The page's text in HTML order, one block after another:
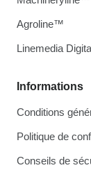
Informations
Conditions
Politique de
Conseils de
Agroline™
Linemedia